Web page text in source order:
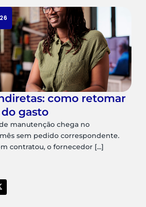
como retomar
gasto
manutenção chega no
sem pedido correspondente.
contratou, o fornecedor [...]